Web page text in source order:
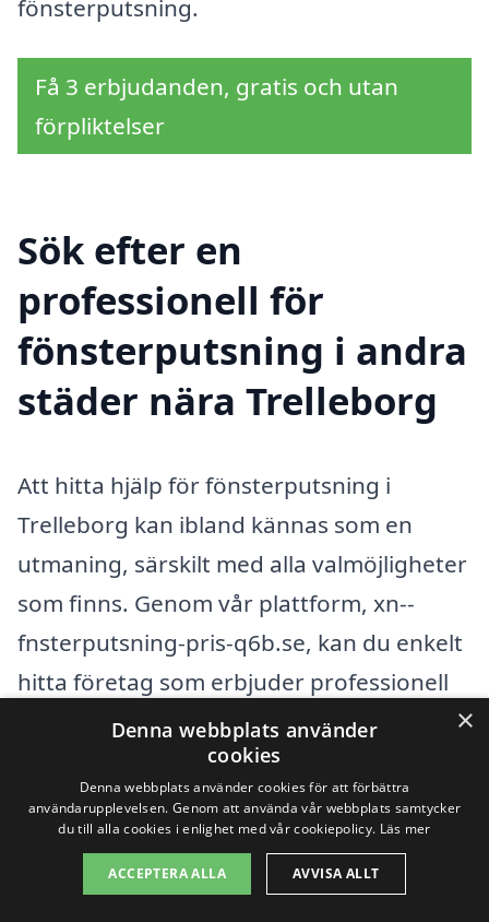
fönsterputsning.
Få 3 erbjudanden, gratis och utan
förpliktelser
Sök efter en
professionell för
fönsterputsning i andra
städer nära Trelleborg
Att hitta hjälp för fönsterputsning i
Trelleborg kan ibland kännas som en
utmaning, särskilt med alla valmöjligheter
som finns. Genom vår plattform, xn--
fnsterputsning-pris-q6b.se, kan du enkelt
hitta företag som erbjuder professionell
fönsterputsning även i närliggande
städer. Det finns flera alternativ att
överväga för att få ditt hem eller företag
skinande rent.
×
Denna webbplats använder
cookies
Denna webbplats använder cookies för att förbättra
användarupplevelsen. Genom att använda vår webbplats samtycker
du till alla cookies i enlighet med vår cookiepolicy. Läs mer
ACCEPTERA ALLA AVVISA ALLT